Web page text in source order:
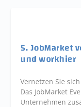
5. JobMarket
und workhier
Vernetzen Sie
Das JobMarket
Unternehmen